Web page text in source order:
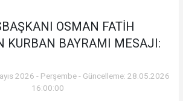
OSMAN FATİH
KURBAN BAYRAMI MESAJI:
2026 - Perşembe - Güncelleme: 28.05.2026
16:00:00